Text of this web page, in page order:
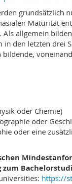
deren
Es reicht von
die Ideen- und
in Freiburg bringt
bieten die
Das Studium in
in der
zu
sowie
in deutscher oder
Sprachen
– wie den
– ergänzt
grundsätzlich
Maturität
allgemein
den letzten drei
oder Chemie)
oder
oder eine
zum
https://